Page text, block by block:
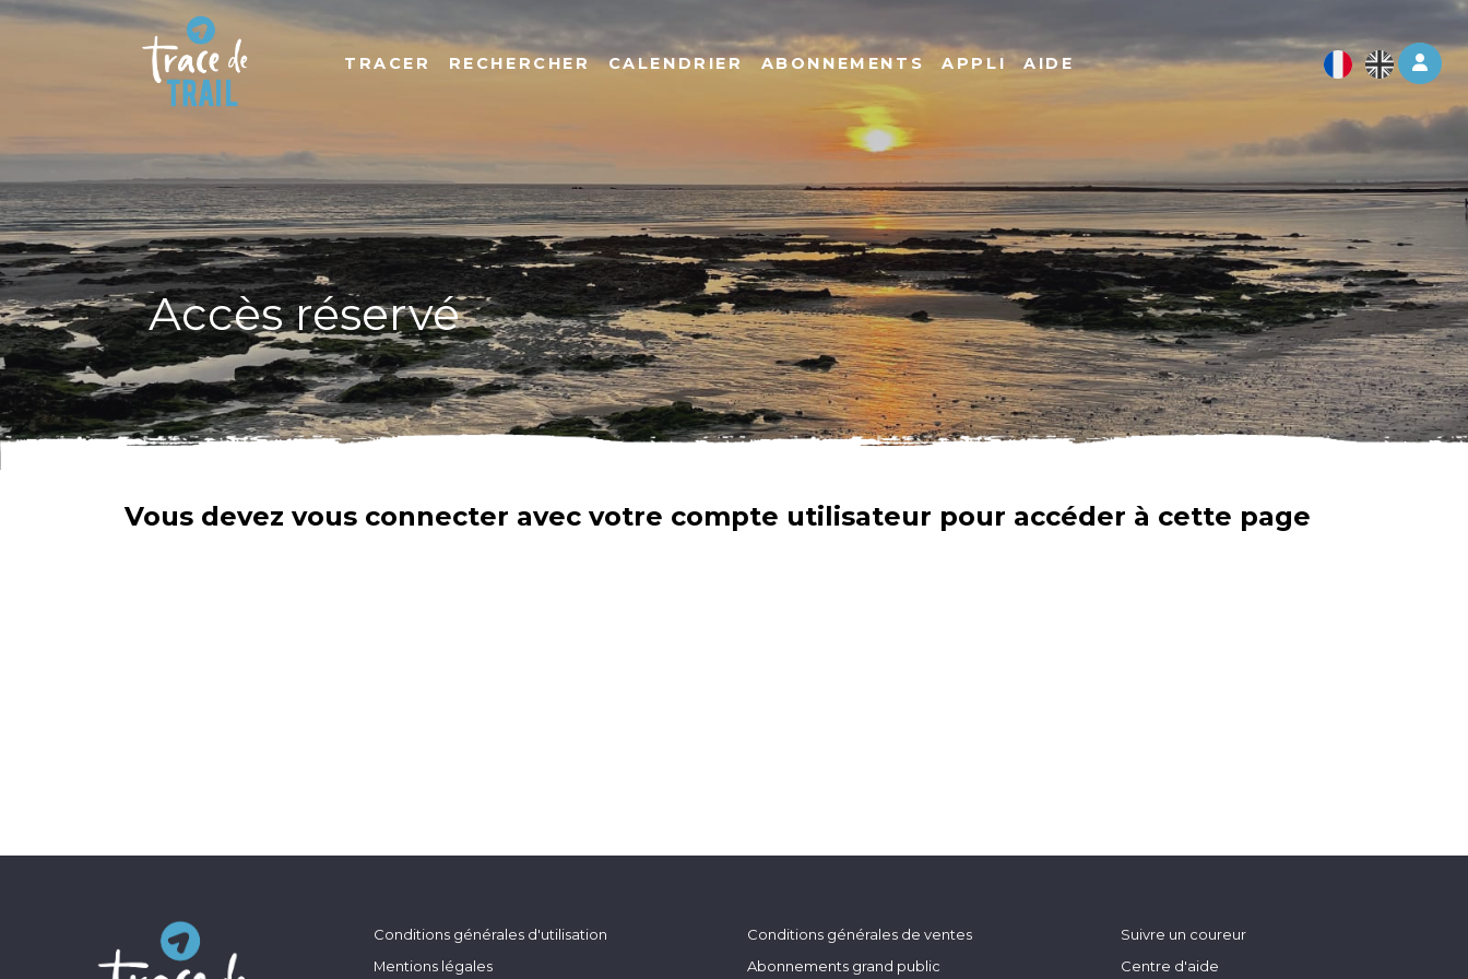
Log
TRACER RECHERCHER CALENDRIER ABONNEMENTS APPLI AIDE
Accès réservé
Vous devez vous connecter avec votre compte utilisateur pour accéder à cette page
Conditions générales d'utilisation
Mentions légales
Conditions générales de ventes
Abonnements grand public
Suivre un coureur
Centre d'aide